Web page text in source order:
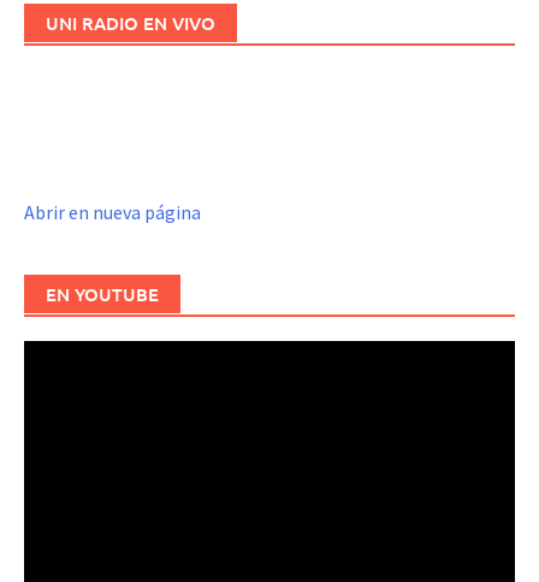
UNI RADIO EN VIVO
Abrir en nueva página
EN YOUTUBE